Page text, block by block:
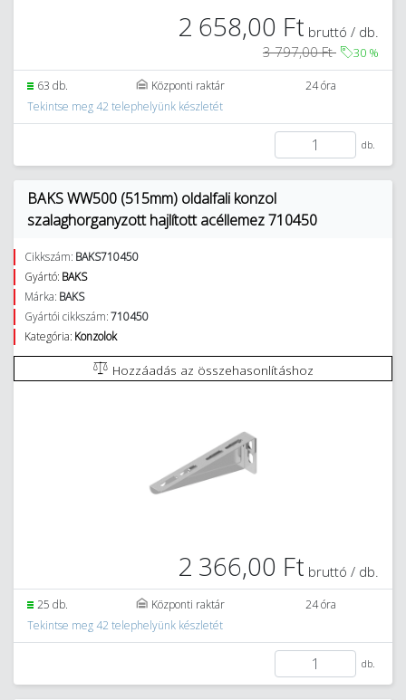
2 658,00 Ft bruttó / db.
3 797,00 Ft
30 %
63 db. Központi raktár
24 óra
Tekintse meg 42 telephelyünk készletét
db.
BAKS WW500 (515mm) oldalfali konzol
szalaghorganyzott hajlított acéllemez 710450
Cikkszám: BAKS710450
Gyártó: BAKS
Márka: BAKS
Gyártói cikkszám:710450
Kategória: Konzolok
Hozzáadás az összehasonlításhoz
2 366,00 Ft bruttó / db.
25 db. Központi raktár
24 óra
Tekintse meg 42 telephelyünk készletét
db.